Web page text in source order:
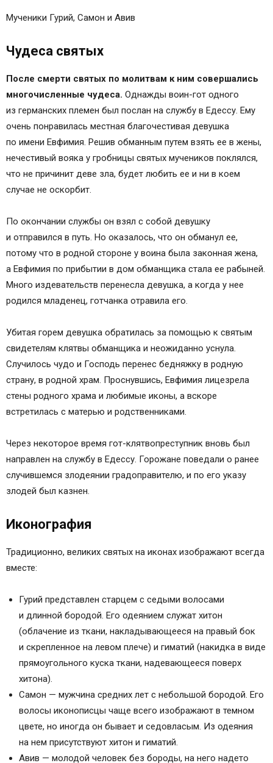
Мученики Гурий, Самон и Авив
Чудеса святых
После смерти святых по молитвам к ним совершались
многочисленные чудеса. Однажды воин-гот одного
из германских племен был послан на службу в Едессу. Ему
очень понравилась местная благочестивая девушка
по имени Евфимия. Решив обманным путем взять ее в жены,
нечестивый вояка у гробницы святых мучеников поклялся,
что не причинит деве зла, будет любить ее и ни в коем
случае не оскорбит.
По окончании службы он взял с собой девушку
и отправился в путь. Но оказалось, что он обманул ее,
потому что в родной стороне у воина была законная жена,
а Евфимия по прибытии в дом обманщика стала ее рабыней.
Много издевательств перенесла девушка, а когда у нее
родился младенец, готчанка отравила его.
Убитая горем девушка обратилась за помощью к святым
свидетелям клятвы обманщика и неожиданно уснула.
Случилось чудо и Господь перенес бедняжку в родную
страну, в родной храм. Проснувшись, Евфимия лицезрела
стены родного храма и любимые иконы, а вскоре
встретилась с матерью и родственниками.
Через некоторое время гот-клятвопреступник вновь был
направлен на службу в Едессу. Горожане поведали о ранее
случившемся злодеянии градоправителю, и по его указу
злодей был казнен.
Иконография
Традиционно, великих святых на иконах изображают всегда
вместе:
Гурий представлен старцем с седыми волосами
и длинной бородой. Его одеянием служат хитон
(облачение из ткани, накладывающееся на правый бок
и скрепленное на левом плече) и гиматий (накидка в виде
прямоугольного куска ткани, надевающееся поверх
хитона).
Самон — мужчина средних лет с небольшой бородой. Его
волосы иконописцы чаще всего изображают в темном
цвете, но иногда он бывает и седовласым. Из одеяния
на нем присутствуют хитон и гиматий.
Авив — молодой человек без бороды, на него надето